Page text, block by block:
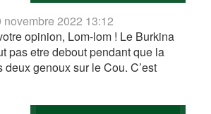
novembre 2022 13:12
opinion, Lom-lom ! Le Burkina
pas etre debout pendant que la
deux genoux sur le Cou. C’est